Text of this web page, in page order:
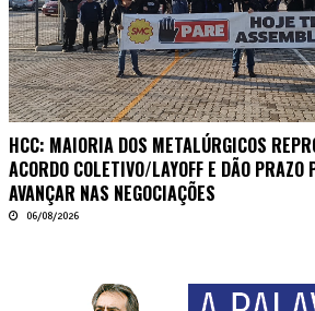
HCC: MAIORIA DOS METALÚRGICOS
ACORDO COLETIVO/LAYOFF E DÃO PRAZO
AVANÇAR NAS NEGOCIAÇÕES
06/08/2026